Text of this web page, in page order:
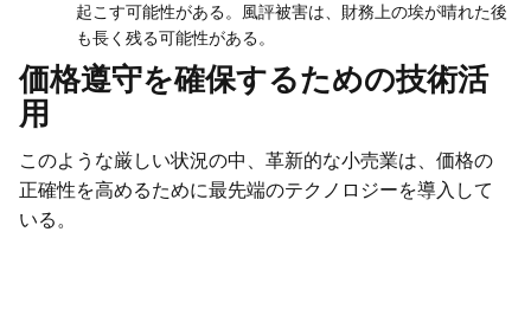
起こす可能性がある。風評被害は、財務上の埃が晴れた後
も長く残る可能性がある。
価格遵守を確保するための技術活
用
このような厳しい状況の中、革新的な小売業は、価格の
正確性を高めるために最先端のテクノロジーを導入して
いる。